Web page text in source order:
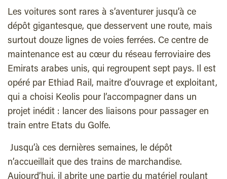
Les voitures sont rares à s’aventurer jusqu’à ce
dépôt gigantesque, que desservent une route, mais
surtout douze lignes de voies ferrées. Ce centre de
maintenance est au cœur du réseau ferroviaire des
Emirats arabes unis, qui regroupent sept pays. Il est
opéré par Ethiad Rail, maitre d’ouvrage et exploitant,
qui a choisi Keolis pour l’accompagner dans un
projet inédit : lancer des liaisons pour passager en
train entre Etats du Golfe.
Jusqu’à ces dernières semaines, le dépôt
n’accueillait que des trains de marchandise.
Aujourd’hui, il abrite une partie du matériel roulant